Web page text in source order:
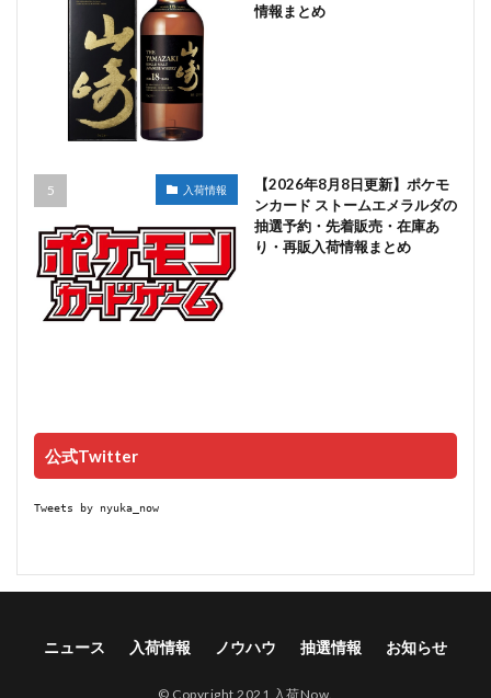
情報まとめ
入荷情報
【2026年8月8日更新】ポケモ
ンカード ストームエメラルダの
抽選予約・先着販売・在庫あ
り・再販入荷情報まとめ
公式Twitter
Tweets by nyuka_now
ニュース 入荷情報 ノウハウ 抽選情報 お知らせ
© Copyright 2021 入荷Now.